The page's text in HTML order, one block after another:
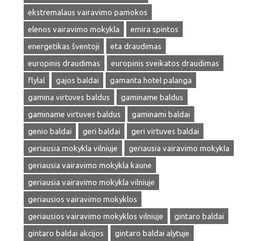
ekstremalaus vairavimo pamokos
elenos vairavimo mokykla
emira spintos
energetikas šventoji
eta draudimas
europinis draudimas
europinis sveikatos draudimas
flylal
gajos baldai
gamanta hotel palanga
gamina virtuves baldus
gaminame baldus
gaminame virtuves baldus
gaminami baldai
genio baldai
geri baldai
geri virtuves baldai
geriausia mokykla vilniuje
geriausia vairavimo mokykla
geriausia vairavimo mokykla kaune
geriausia vairavimo mokykla vilniuje
geriausios vairavimo mokyklos
geriausios vairavimo mokyklos vilniuje
gintaro baldai
gintaro baldai akcijos
gintaro baldai alytuje